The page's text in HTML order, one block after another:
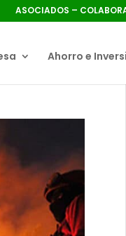
ASOCIADOS –
Ahorro e